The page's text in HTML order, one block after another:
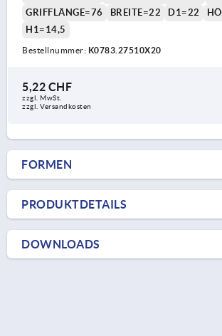
GRIFFLÄNGE=76
BREITE=22 D1=22
H1=14,5
Bestellnummer: K0783.27510X20
5,22 CHF
zzgl. MwSt.
zzgl. Versandkosten
FORMEN
PRODUKTDETAILS
DOWNLOADS